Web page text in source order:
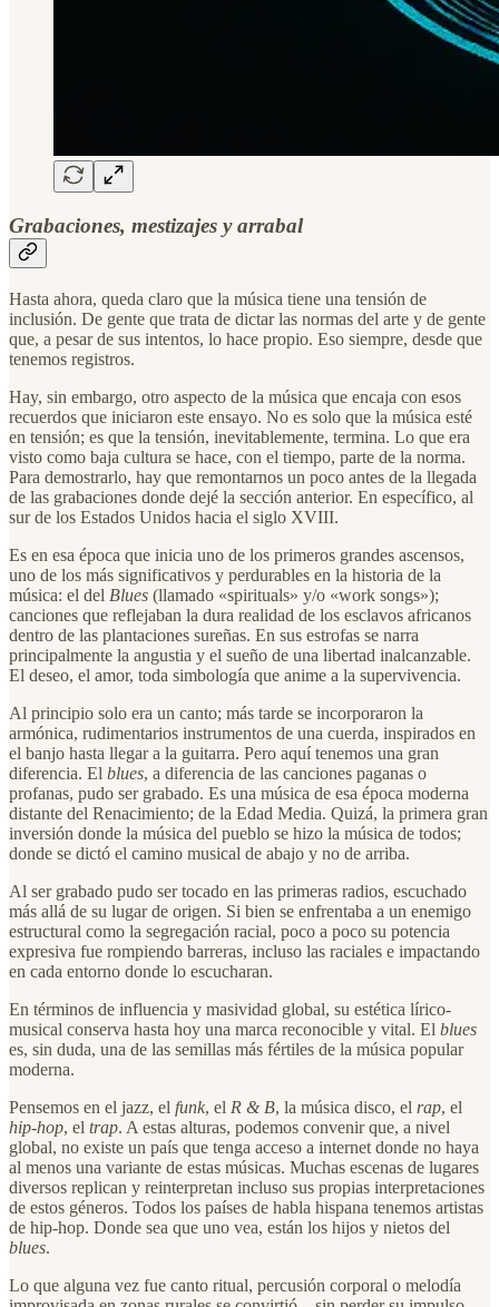
Grabaciones, mestizajes y arrabal
Hasta ahora, queda claro que la música tiene una tensión de
inclusión. De gente que trata de dictar las normas del arte y de gente
que, a pesar de sus intentos, lo hace propio. Eso siempre, desde que
tenemos registros.
Hay, sin embargo, otro aspecto de la música que encaja con esos
recuerdos que iniciaron este ensayo. No es solo que la música esté
en tensión; es que la tensión, inevitablemente, termina. Lo que era
visto como baja cultura se hace, con el tiempo, parte de la norma.
Para demostrarlo, hay que remontarnos un poco antes de la llegada
de las grabaciones donde dejé la sección anterior. En específico, al
sur de los Estados Unidos hacia el siglo XVIII.
Es en esa época que inicia uno de los primeros grandes ascensos,
uno de los más significativos y perdurables en la historia de la
música: el del Blues (llamado «spirituals» y/o «work songs»);
canciones que reflejaban la dura realidad de los esclavos africanos
dentro de las plantaciones sureñas. En sus estrofas se narra
principalmente la angustia y el sueño de una libertad inalcanzable.
El deseo, el amor, toda simbología que anime a la supervivencia.
Al principio solo era un canto; más tarde se incorporaron la
armónica, rudimentarios instrumentos de una cuerda, inspirados en
el banjo hasta llegar a la guitarra. Pero aquí tenemos una gran
diferencia. El blues, a diferencia de las canciones paganas o
profanas, pudo ser grabado. Es una música de esa época moderna
distante del Renacimiento; de la Edad Media. Quizá, la primera gran
inversión donde la música del pueblo se hizo la música de todos;
donde se dictó el camino musical de abajo y no de arriba.
Al ser grabado pudo ser tocado en las primeras radios, escuchado
más allá de su lugar de origen. Si bien se enfrentaba a un enemigo
estructural como la segregación racial, poco a poco su potencia
expresiva fue rompiendo barreras, incluso las raciales e impactando
en cada entorno donde lo escucharan.
En términos de influencia y masividad global, su estética lírico-
musical conserva hasta hoy una marca reconocible y vital. El blues
es, sin duda, una de las semillas más fértiles de la música popular
moderna.
Pensemos en el jazz, el funk, el R & B, la música disco, el rap, el
hip-hop, el trap. A estas alturas, podemos convenir que, a nivel
global, no existe un país que tenga acceso a internet donde no haya
al menos una variante de estas músicas. Muchas escenas de lugares
diversos replican y reinterpretan incluso sus propias interpretaciones
de estos géneros. Todos los países de habla hispana tenemos artistas
de hip-hop. Donde sea que uno vea, están los hijos y nietos del
blues.
Lo que alguna vez fue canto ritual, percusión corporal o melodía